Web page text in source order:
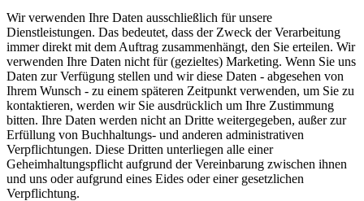
Wir verwenden Ihre Daten ausschließlich für unsere
Dienstleistungen. Das bedeutet, dass der Zweck der Verarbeitung
immer direkt mit dem Auftrag zusammenhängt, den Sie erteilen. Wir
verwenden Ihre Daten nicht für (gezieltes) Marketing. Wenn Sie uns
Daten zur Verfügung stellen und wir diese Daten - abgesehen von
Ihrem Wunsch - zu einem späteren Zeitpunkt verwenden, um Sie zu
kontaktieren, werden wir Sie ausdrücklich um Ihre Zustimmung
bitten. Ihre Daten werden nicht an Dritte weitergegeben, außer zur
Erfüllung von Buchhaltungs- und anderen administrativen
Verpflichtungen. Diese Dritten unterliegen alle einer
Geheimhaltungspflicht aufgrund der Vereinbarung zwischen ihnen
und uns oder aufgrund eines Eides oder einer gesetzlichen
Verpflichtung.